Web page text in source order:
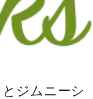
ジムニーシ